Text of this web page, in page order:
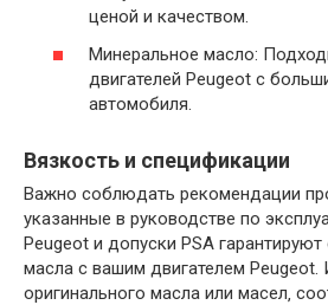
ценой и качеством.
Минеральное масло:
двигателей Peugeot с
автомобиля.
Вязкость и спецификации
Важно соблюдать рекомендации
указанные в руководстве по
Peugeot и допуски PSA
масла с вашим двигателем Peugeot.
оригинального масла или масел‚